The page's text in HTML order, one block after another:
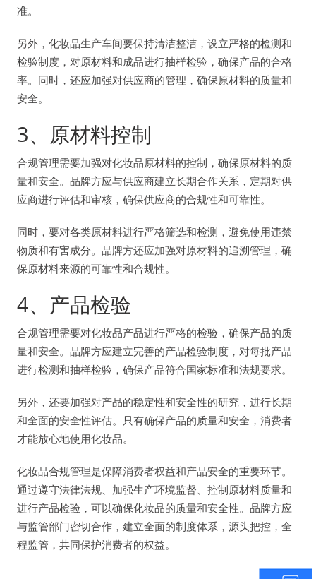
准。
另外，化妆品生产车间要保持清洁整洁，设立严格的检测和
检验制度，对原材料和成品进行抽样检验，确保产品的合格
率。同时，还应加强对供应商的管理，确保原材料的质量和
安全。
3、原材料控制
合规管理需要加强对化妆品原材料的控制，确保原材料的质
量和安全。品牌方应与供应商建立长期合作关系，定期对供
应商进行评估和审核，确保供应商的合规性和可靠性。
同时，要对各类原材料进行严格筛选和检测，避免使用违禁
物质和有害成分。品牌方还应加强对原材料的追溯管理，确
保原材料来源的可靠性和合规性。
4、产品检验
合规管理需要对化妆品产品进行严格的检验，确保产品的质
量和安全。品牌方应建立完善的产品检验制度，对每批产品
进行检测和抽样检验，确保产品符合国家标准和法规要求。
另外，还要加强对产品的稳定性和安全性的研究，进行长期
和全面的安全性评估。只有确保产品的质量和安全，消费者
才能放心地使用化妆品。
化妆品合规管理是保障消费者权益和产品安全的重要环节。
通过遵守法律法规、加强生产环境监督、控制原材料质量和
进行产品检验，可以确保化妆品的质量和安全性。品牌方应
与监管部门密切合作，建立全面的制度体系，源头把控，全
程监管，共同保护消费者的权益。